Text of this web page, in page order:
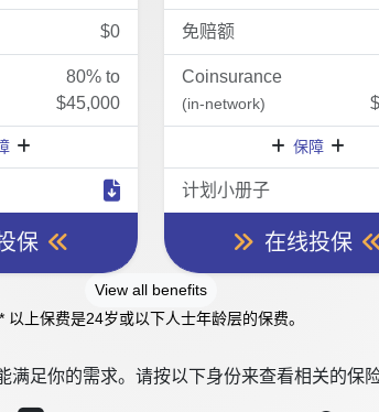
$0
80% to
$45,000
保
免赔额
Coinsurance
(in-network)
保障
计划小册子
在线投保
View all benefits
* 以上保费是24岁或以下人士年龄层的保费。
足你的需求。请按以下身份来查看相关的保